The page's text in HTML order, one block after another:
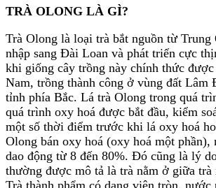
TRÀ OLONG LÀ GÌ?
Trà Olong là loại trà bắt nguồn từ Trung
nhập sang Đài Loan và phát triển cực
khi giống cây trồng này chính thức
Nam, trồng thành công ở vùng đất Lâm
tỉnh phía Bắc. Lá trà Olong trong quá
quá trình oxy hoá được bắt đầu, kiểm
một số thời điểm trước khi lá oxy hoá
Olong bán oxy hoá (oxy hoá một phần),
dao động từ 8 đến 80%. Đó cũng là lý
thường được mô tả là trà nằm ở giữa trà
Trà thành phẩm có dạng viên tròn, nước